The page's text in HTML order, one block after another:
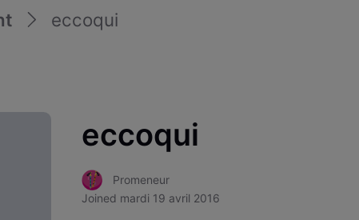
eccoqui
eccoqui
Promeneur
Joined mardi 19 avril 2016